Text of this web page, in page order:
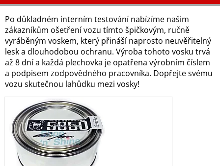
Po důkladném interním testování nabízíme našim
zákazníkům ošetření vozu tímto špičkovým, ručně
vyráběným voskem, který přináší naprosto neuvěřitelný
lesk a dlouhodobou ochranu. Výroba tohoto vosku trvá
až 8 dní a každá plechovka je opatřena výrobním číslem
a podpisem zodpovědného pracovníka. Dopřejte svému
vozu skutečnou lahůdku mezi vosky!